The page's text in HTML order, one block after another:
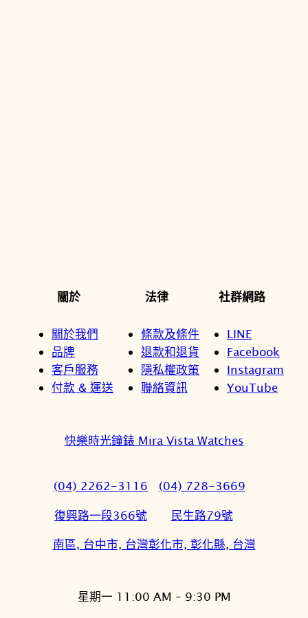
關於
關於我們
品牌
客戶服務
付款 & 運送
法律
條款及條件
退款和退貨
隱私權政策
聯絡資訊
社群網路
LINE
Facebook
Instagram
YouTube
快樂時光鐘錶 Mira Vista Watches
(04) 2262-3116
復興路一段366號
南區, 台中市, 台灣
(04) 728-3669
民生路79號
彰化市, 彰化縣, 台灣
星期一 11:00 AM – 9:30 PM